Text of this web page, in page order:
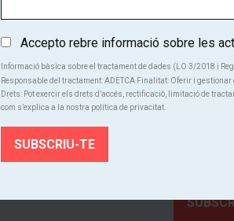
Subscriu-te al
Coneix de primera mà l'activitat
Accepto rebre informació sobre les
Informació bàsica sobre el tractament de dades (LO 3/2018 i
Responsable del tractament: ADETCA Finalitat: Oferir i
Drets: Pot exercir els drets d’accés, rectificació, limitació de
com s’explica a la nostra política de privacitat.